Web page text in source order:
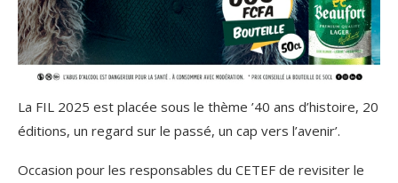
La FIL 2025 est placée sous le thème ’40 ans d’histoire, 20
éditions, un regard sur le passé, un cap vers l’avenir’.
Occasion pour les responsables du CETEF de revisiter le